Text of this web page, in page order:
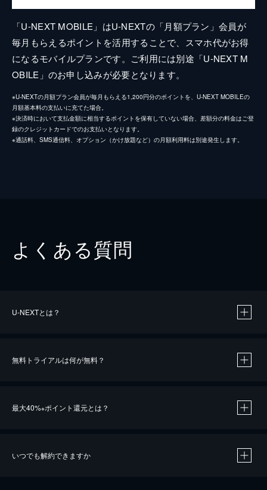
「U-NEXT MOBILE」はU-NEXTの「月額プラン」会員が
毎月もらえるポイントを活用することで、スマホ代がお得
になるモバイルプランです。ご利用には別途「U-NEXT M
OBILE」のお申し込みが必要となります。
※U-NEXTの月額プラン会員が毎月もらえる1,200円分のポイントを、U-NEXT MOBILEの
月額基本料の支払いに充てた場合。
※決済時において支払金額に相当するポイントを保有していない場合、差額分の料金はご登
録のクレジットカードでのお支払いとなります。
※通話料、SMS通信料、オプション（かけ放題など）の月額利用料は別途発生します。
よくある質問
U-NEXTとは？
無料トライアルは何が無料？
最大40%※ポイント還元とは？
いつでも解約できますか